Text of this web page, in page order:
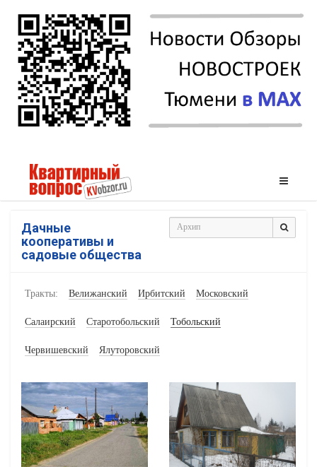
Дачные
кооперативы и
садовые общества
Тракты: Велижанский Ирбитский Московский
Салаирский Старотобольский Тобольский
Червишевский Ялуторовский